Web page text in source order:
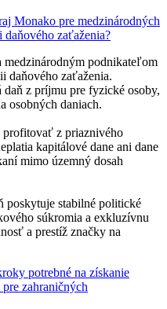
Monako pre medzinárodných
zaťaženia?
medzinárodným podnikateľom
daňového zaťaženia.
z príjmu pre fyzické osoby,
osobných daniach.
profitovať z priaznivého
kapitálové dane ani dane
mimo územný dosah
poskytuje stabilné politické
súkromia a exkluzívnu
a prestíž značky na
potrebné na získanie
zahraničných